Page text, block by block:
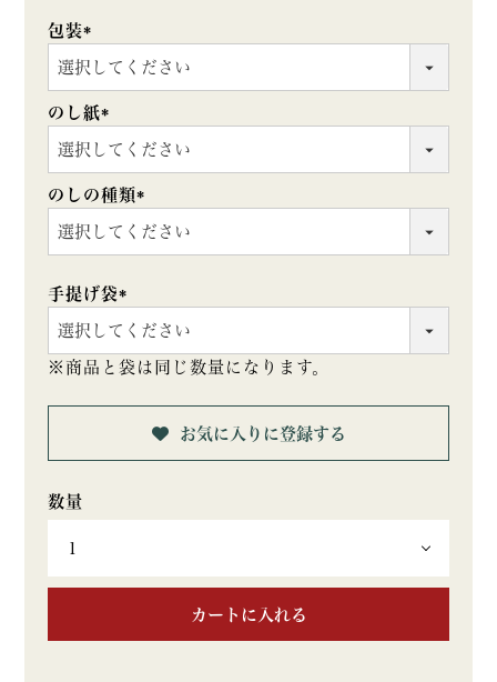
包装
(必
須)
のし紙
(必
須)
のしの種類
(必
須)
手提げ袋
(必
須)
※商品と袋は同じ数量になります。
お気に入りに登録する
カートに入れる